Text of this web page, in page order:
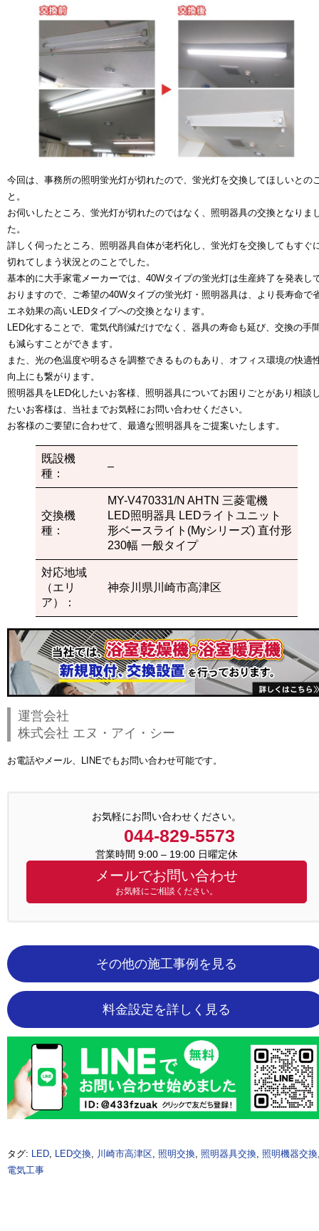
今回は、事務所の照明蛍光灯が切れたので、蛍光灯を交換してほしいとの
と。
お伺いしたところ、蛍光灯が切れたのではなく、照明器具の交換となりま
た。
詳しく伺ったところ、照明器具自体が老朽化し、蛍光灯を交換してもすぐ
切れてしまう状況とのことでした。
基本的に大手家電メーカーでは、40Wタイプの蛍光灯は生産終了を発表し
おりますので、ご希望の40Wタイプの蛍光灯・照明器具は、より長寿命で
エネ効果の高いLEDタイプへの交換となります。
LED化することで、電気代削減だけでなく、器具の寿命も延び、交換の手
も減らすことができます。
また、光の色温度や明るさを調整できるものもあり、オフィス環境の快適
向上にも繋がります。
照明器具をLED化したいお客様、照明器具についてお困りごとがあり相談
たいお客様は、当社までお気軽にお問い合わせください。
お客様のご要望に合わせて、最適な照明器具をご提案いたします。
既設機
種：
–
交換機
種：
MY-V470331/N AHTN 三菱電機
LED照明器具 LEDライトユニット
形ベースライト(Myシリーズ) 直付形
230幅 一般タイプ
対応地域
（エリ
ア）：
神奈川県川崎市高津区
運営会社
株式会社 エヌ・アイ・シー
お電話やメール、LINEでもお問い合わせ可能です。
お気軽にお問い合わせください。
044-829-5573
営業時間 9:00 – 19:00 日曜定休
メールでお問い合わせ
お気軽にご相談ください。
その他の施工事例を見る
料金設定を詳しく見る
タグ: LED LED交換 川崎市高津区 照明交換 照明器具交換 照明機器交換
電気工事